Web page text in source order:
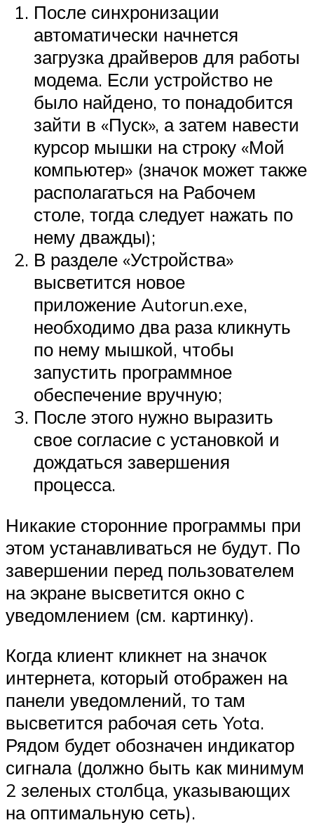
После синхронизации
автоматически начнется
загрузка драйверов для работы
модема. Если устройство не
было найдено, то понадобится
зайти в «Пуск», а затем навести
курсор мышки на строку «Мой
компьютер» (значок может также
располагаться на Рабочем
столе, тогда следует нажать по
нему дважды);
В разделе «Устройства»
высветится новое
приложение Autorun.exe,
необходимо два раза кликнуть
по нему мышкой, чтобы
запустить программное
обеспечение вручную;
После этого нужно выразить
свое согласие с установкой и
дождаться завершения
процесса.
Никакие сторонние программы при
этом устанавливаться не будут. По
завершении перед пользователем
на экране высветится окно с
уведомлением (см. картинку).
Когда клиент кликнет на значок
интернета, который отображен на
панели уведомлений, то там
высветится рабочая сеть Yota.
Рядом будет обозначен индикатор
сигнала (должно быть как минимум
2 зеленых столбца, указывающих
на оптимальную сеть).